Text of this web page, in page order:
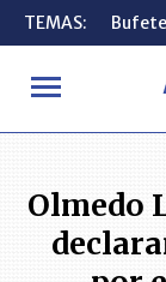
TEMAS:
INICIO
TEMAS:
Olmedo